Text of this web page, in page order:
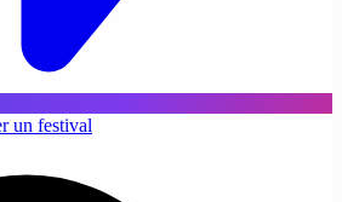
un festival